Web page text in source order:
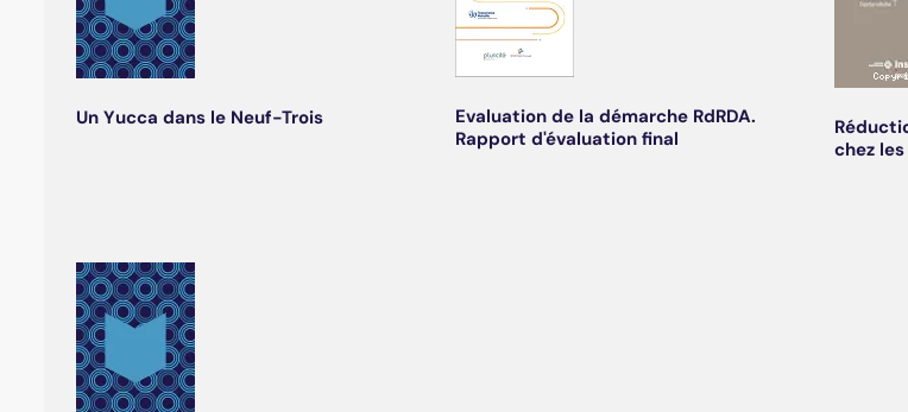
Un Yucca dans le Neuf-Trois
Evaluation de la démarche RdRDA.
Rapport d'évaluation final
chez